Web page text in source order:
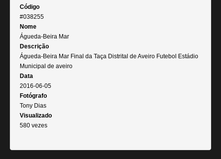
Código
#038255
Nome
Águeda-Beira Mar
Descrição
Águeda-Beira Mar Final da Taça Distrital de Aveiro Futebol Estádio
Municipal de aveiro
Data
2016-06-05
Fotógrafo
Tony Dias
Visualizado
580 vezes